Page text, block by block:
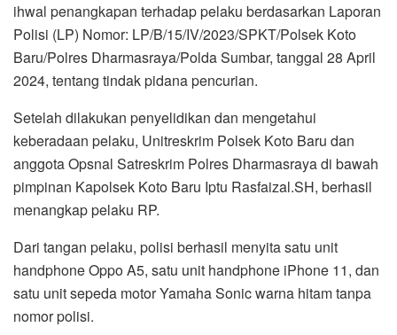
ihwal penangkapan terhadap pelaku berdasarkan Laporan
Polisi (LP) Nomor: LP/B/15/IV/2023/SPKT/Polsek Koto
Baru/Polres Dharmasraya/Polda Sumbar, tanggal 28 April
2024, tentang tindak pidana pencurian.
Setelah dilakukan penyelidikan dan mengetahui
keberadaan pelaku, Unitreskrim Polsek Koto Baru dan
anggota Opsnal Satreskrim Polres Dharmasraya di bawah
pimpinan Kapolsek Koto Baru Iptu Rasfaizal.SH, berhasil
menangkap pelaku RP.
Dari tangan pelaku, polisi berhasil menyita satu unit
handphone Oppo A5, satu unit handphone iPhone 11, dan
satu unit sepeda motor Yamaha Sonic warna hitam tanpa
nomor polisi.